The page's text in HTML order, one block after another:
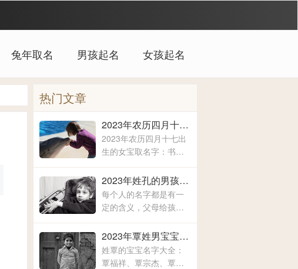
兔年取名 男孩起名 女孩起名
热门文章
2023年农历四月十七出生的女宝取名字 女宝宝名字大全2023属兔
2023年农历四月十七出
生的女宝取名字：书
淼、洛兮、淑丹、亚
霖、一壹、圆媛、羽
沐、佩麒、子卉、冰
馨、伶瑶、青霖、翠
佑、书玮、彤晴、禾木
2023年姓孔的男孩取什么名字 爸爸姓孔给宝宝取名
每个人的名字都是有一
定的含义，父母给孩子
取名字的时候，所关注
的方方面面都是不一样
的，有的时候就算是同
名同姓的人，相信所展
2023年覃姓男宝宝取名字大全 姓覃的宝宝名字大全
姓覃的宝宝名字大全：
覃福祥、覃宗杰、覃春